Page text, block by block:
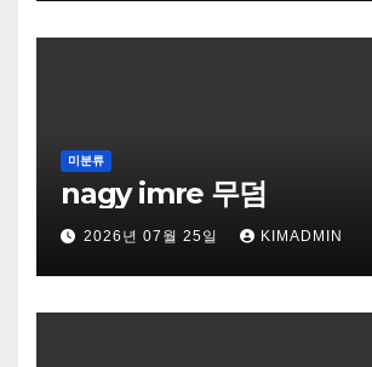
미분류
nagy imre 무덤
2026년 07월 25일 KIMADMIN